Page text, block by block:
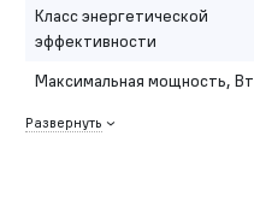
Класс энергетической
эффективности
Максимальная мощность, Вт
Развернуть